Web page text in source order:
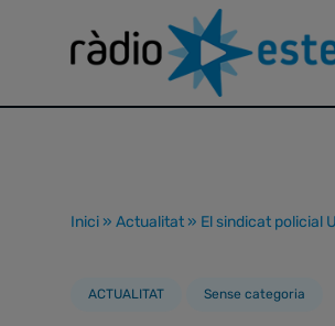
Inici » Actualitat » El sindicat policial
ACTUALITAT Sense categoria